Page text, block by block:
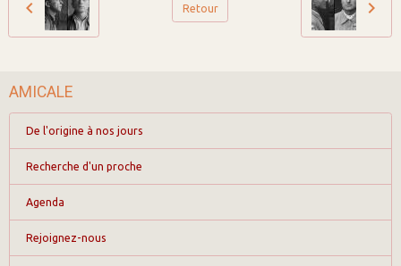
Retour
AMICALE
De l'origine à nos jours
Recherche d'un proche
Agenda
Rejoignez-nous